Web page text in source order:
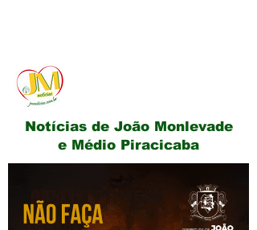
Notícias de João Monlevade
e Médio Piracicaba